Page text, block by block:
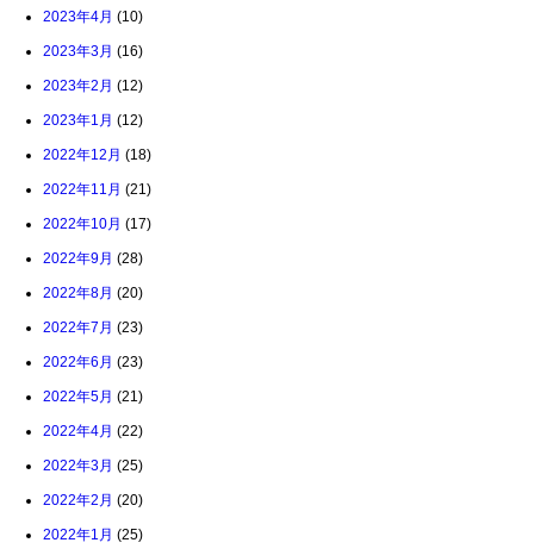
2023年4月 (10)
2023年3月 (16)
2023年2月 (12)
2023年1月 (12)
2022年12月 (18)
2022年11月 (21)
2022年10月 (17)
2022年9月 (28)
2022年8月 (20)
2022年7月 (23)
2022年6月 (23)
2022年5月 (21)
2022年4月 (22)
2022年3月 (25)
2022年2月 (20)
2022年1月 (25)